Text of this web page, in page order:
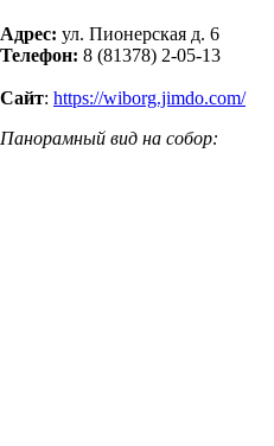
Адрес: ул. Пионерская д. 6
Телефон: 8 (81378) 2-05-13
Сайт: https://wiborg.jimdo.com/
Панорамный вид на собор: